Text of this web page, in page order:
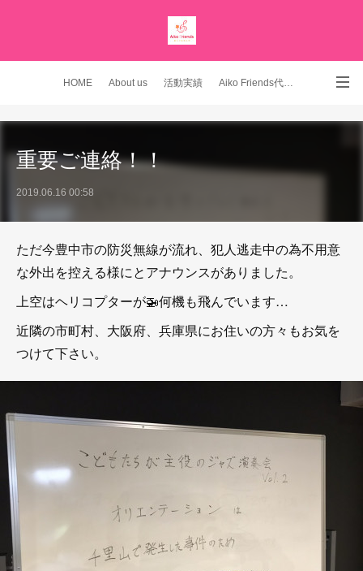
HOME About us 活動実績 Aiko Friends代表 YouTubeチャンネル
Instagram
重要ご連絡！！
2019.06.16 00:58
ただ今豊中市の防災無線が流れ、犯人逃走中の為不用意
な外出を控える様にとアナウンスがありました。
上空はヘリコプターが🚁何機も飛んでいます…
近隣の市町村、大阪府、兵庫県にお住いの方々もお気を
つけて下さい。